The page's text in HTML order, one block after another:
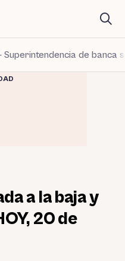
Superintendencia de banca
a la baja y
20 de